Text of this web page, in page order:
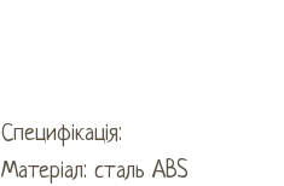
Специфікація:
Матеріал: сталь ABS